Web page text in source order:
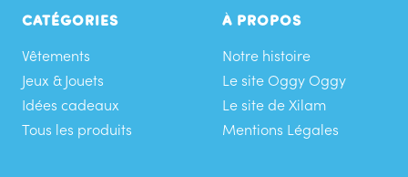
CATÉGORIES
Vêtements
Jeux & Jouets
Idées cadeaux
Tous les produits
À PROPOS
Notre histoire
Le site Oggy Oggy
Le site de Xilam
Mentions Légales